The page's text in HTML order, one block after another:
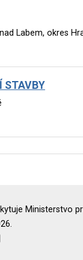
Labem, okres
STAVBY
Ministerstvo